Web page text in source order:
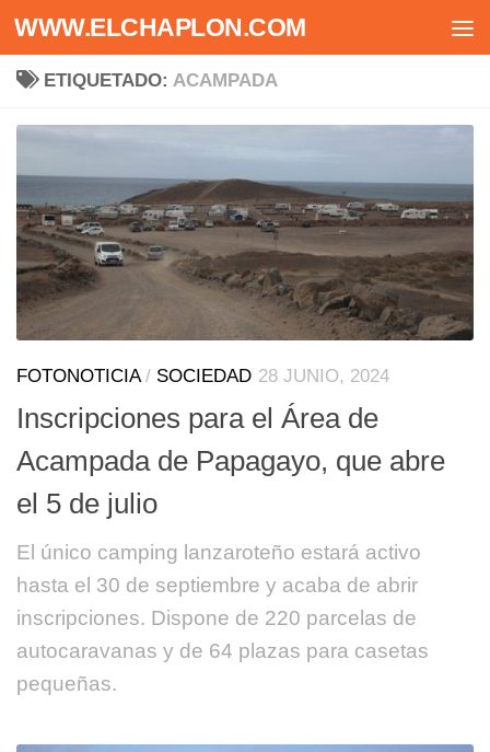
Saltar al contenido
WWW.ELCHAPLON.COM
ETIQUETADO: ACAMPADA
FOTONOTICIA/ SOCIEDAD 28 JUNIO, 2024
Inscripciones para el Área de
Acampada de Papagayo, que abre
el 5 de julio
El único camping lanzaroteño estará activo
hasta el 30 de septiembre y acaba de abrir
inscripciones. Dispone de 220 parcelas de
autocaravanas y de 64 plazas para casetas
pequeñas.